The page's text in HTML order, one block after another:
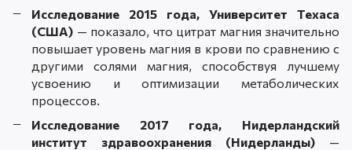
Исследование 2015 года, Университет Техаса
(США) — показало, что цитрат магния значительно
повышает уровень магния в крови по сравнению с
другими солями магния, способствуя лучшему
усвоению и оптимизации метаболических
процессов.
Исследование 2017 года, Нидерландский
институт здравоохранения (Нидерланды) —